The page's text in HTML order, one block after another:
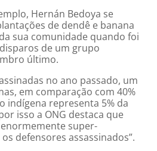
Hernán Bedoya se
de dendê e banana
sua comunidade quando foi
de um grupo
último.
no ano passado, um
em comparação com 40%
indígena representa 5% da
isso a ONG destaca que
super-
defensores assassinados”.